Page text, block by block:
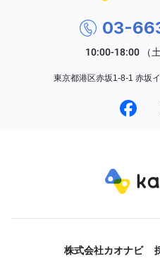
03-
東京都港区赤坂1-8-1 赤坂
株式会社カオナビ